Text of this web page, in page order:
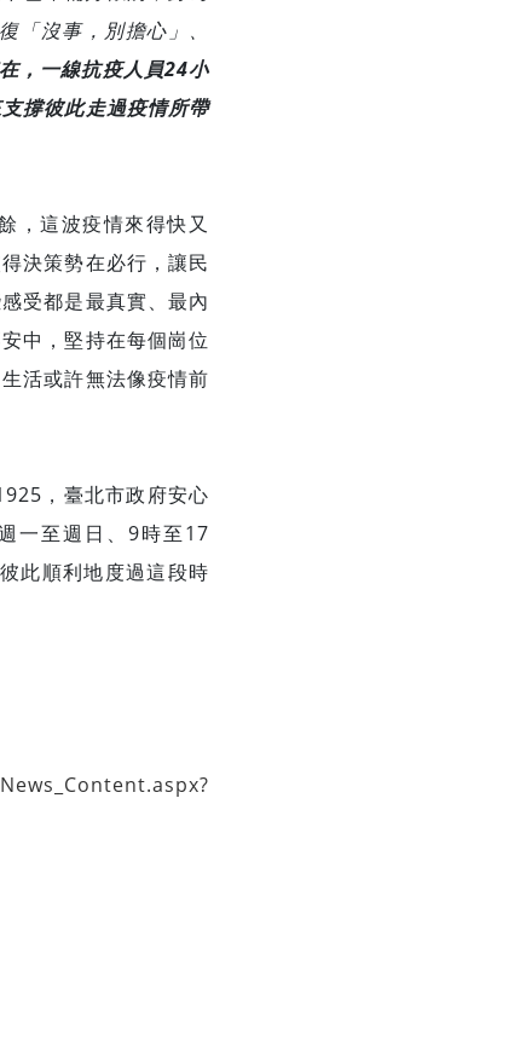
「沒事，別擔心」、
，一線抗疫人員24小
撐彼此走過疫情所帶
這波疫情來得快又
決策勢在必行，讓民
受都是最真實、最內
中，堅持在每個崗位
活或許無法像疫情前
，臺北市政府安心
一至週日、9時至17
此順利地度過這段時